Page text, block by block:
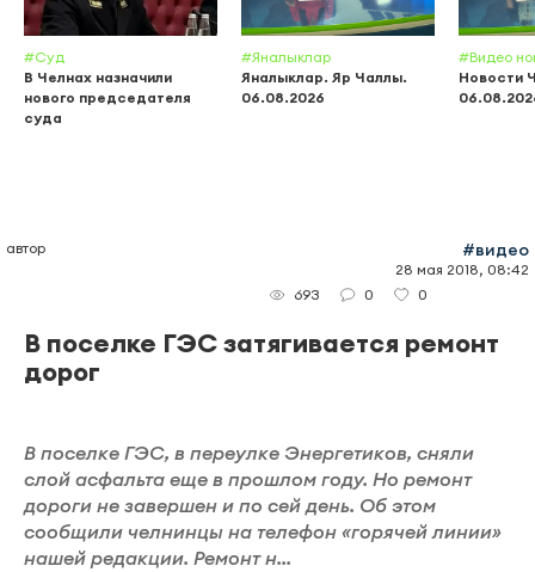
#Суд
В Челнах назначили
нового председателя
суда
#Яналыклар
Яналыклар. Яр Чаллы.
06.08.2026
#Видео
Новости
автор #видео
28 мая 2018, 08:42
693
0 0
В поселке ГЭС затягивается ремонт
дорог
В поселке ГЭС, в переулке Энергетиков, сняли
слой асфальта еще в прошлом году. Но ремонт
дороги не завершен и по сей день. Об этом
сообщили челнинцы на телефон «горячей линии»
нашей редакции. Ремонт н...